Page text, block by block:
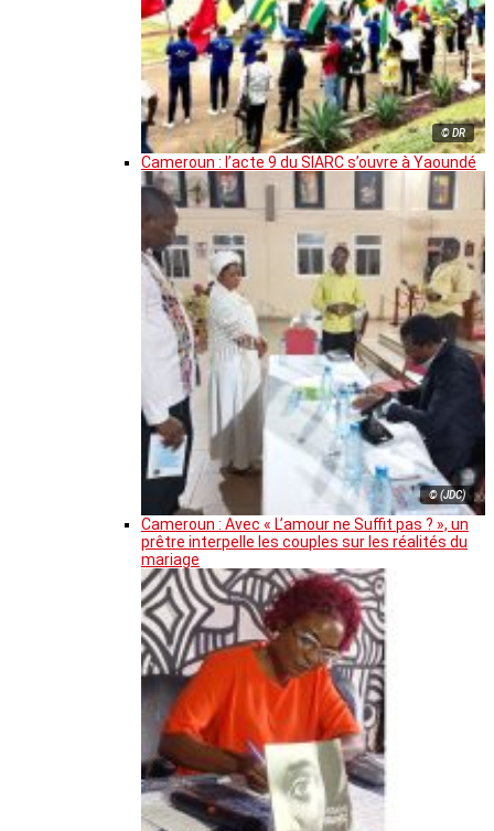
© DR
Cameroun : l’acte 9 du SIARC s’ouvre à Yaoundé
© (JDC)
Cameroun : Avec « L’amour ne Suffit pas ? », un
prêtre interpelle les couples sur les réalités du
mariage